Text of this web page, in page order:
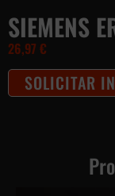
SIEMENS
26,97 €
SOLICITAR